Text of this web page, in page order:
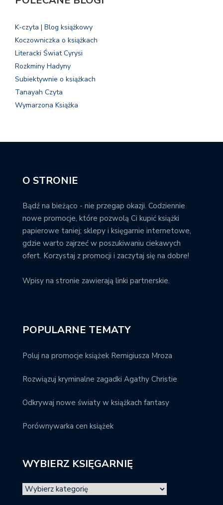
K-czyta | Blog książkowy
Koczowniczka o książkach
Literacki Świat Cyrysi
Rozkminy Hadyny
Subiektywnie o książkach
Tanayah Czyta
Wymarzona Książka
O STRONIE
Bądź na bieżąco - nie przegap okazji. Codziennie
nowe promocje, które pozwolą Ci kupić książki
papierowe taniej; sklepy i księgarnie internetowe,
gdzie warto zajrzeć w poszukiwaniu ciekawych
ofert. Korzystaj z promocji i zaczytaj się na dobre!
Wpisy na stronie zawierają linki partnerskie.
POPULARNE TEMATY
Poluj na promocje książek Remigiusza Mroza
Rozwiązuj kryminalne zagadki Agathy Christie
Odkrywaj nowe światy w książkach fantasy
Porównywarka cen książek
WYBIERZ KSIĘGARNIĘ